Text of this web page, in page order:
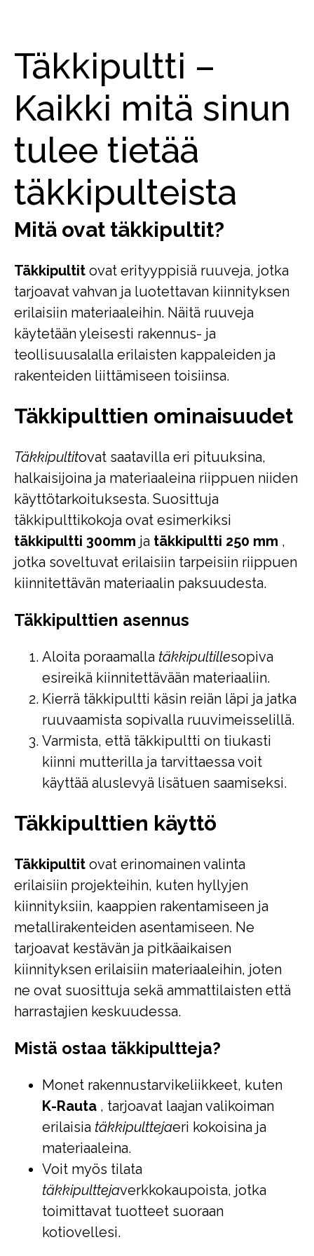
Täkkipultti –
Kaikki mitä sinun
tulee tietää
täkkipulteista
Mitä ovat täkkipultit?
Täkkipultit ovat erityyppisiä ruuveja, jotka
tarjoavat vahvan ja luotettavan kiinnityksen
erilaisiin materiaaleihin. Näitä ruuveja
käytetään yleisesti rakennus- ja
teollisuusalalla erilaisten kappaleiden ja
rakenteiden liittämiseen toisiinsa.
Täkkipulttien ominaisuudet
Täkkipultitovat saatavilla eri pituuksina,
halkaisijoina ja materiaaleina riippuen niiden
käyttötarkoituksesta. Suosittuja
täkkipulttikokoja ovat esimerkiksi
täkkipultti 300mm ja täkkipultti 250 mm ,
jotka soveltuvat erilaisiin tarpeisiin riippuen
kiinnitettävän materiaalin paksuudesta.
Täkkipulttien asennus
Aloita poraamalla täkkipultillesopiva
esireikä kiinnitettävään materiaaliin.
Kierrä täkkipultti käsin reiän läpi ja jatka
ruuvaamista sopivalla ruuvimeisselillä.
Varmista, että täkkipultti on tiukasti
kiinni mutterilla ja tarvittaessa voit
käyttää aluslevyä lisätuen saamiseksi.
Täkkipulttien käyttö
Täkkipultit ovat erinomainen valinta
erilaisiin projekteihin, kuten hyllyjen
kiinnityksiin, kaappien rakentamiseen ja
metallirakenteiden asentamiseen. Ne
tarjoavat kestävän ja pitkäaikaisen
kiinnityksen erilaisiin materiaaleihin, joten
ne ovat suosittuja sekä ammattilaisten että
harrastajien keskuudessa.
Mistä ostaa täkkipultteja?
Monet rakennustarvikeliikkeet, kuten
K-Rauta , tarjoavat laajan valikoiman
erilaisia täkkipulttejaeri kokoisina ja
materiaaleina.
Voit myös tilata
täkkipulttejaverkkokaupoista, jotka
toimittavat tuotteet suoraan
kotiovellesi.